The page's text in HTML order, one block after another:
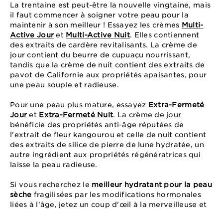
La trentaine est peut-être la nouvelle vingtaine, mais
il faut commencer à soigner votre peau pour la
maintenir à son meilleur ! Essayez les crèmes Multi-
Active Jouret Multi-Active Nuit. Elles contiennent
des extraits de cardère revitalisants. La crème de
jour contient du beurre de cupuaçu nourrissant,
tandis que la crème de nuit contient des extraits de
pavot de Californie aux propriétés apaisantes, pour
une peau souple et radieuse.
Pour une peau plus mature, essayez Extra-Fermeté
Jouret Extra-Fermeté Nuit. La crème de jour
bénéficie des propriétés anti-âge réputées de
l'extrait de fleur kangourou et celle de nuit contient
des extraits de silice de pierre de lune hydratée, un
autre ingrédient aux propriétés régénératrices qui
laisse la peau radieuse.
Si vous recherchez le meilleur hydratant pour la peau
sèche fragilisées par les modifications hormonales
liées à l'âge, jetez un coup d'œil à la merveilleuse et